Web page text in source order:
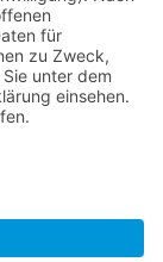
geschützt! Zur